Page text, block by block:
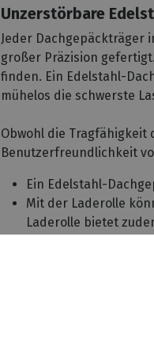
Unzerstörbare
Jeder
großer Präzision
finden. Ein Edelstahl-
mühelos die schwerste
Obwohl die
Benutzerfreundlichkeit
Ein Edelstahl-
Mit der Laderolle
Laderolle bietet